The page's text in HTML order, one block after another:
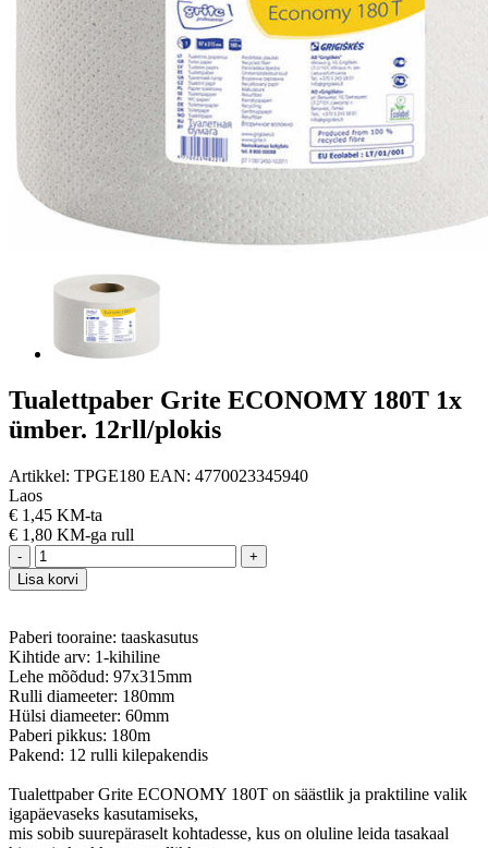
Tualettpaber Grite ECONOMY 180T 1x
ümber. 12rll/plokis
Artikkel: TPGE180 EAN: 4770023345940
Laos
€ 1,45 KM-ta
€ 1,80 KM-ga rull
-
+
Lisa korvi
Paberi tooraine: taaskasutus
Kihtide arv: 1-kihiline
Lehe mõõdud: 97x315mm
Rulli diameeter: 180mm
Hülsi diameeter: 60mm
Paberi pikkus: 180m
Pakend: 12 rulli kilepakendis
Tualettpaber Grite ECONOMY 180T on säästlik ja praktiline valik
igapäevaseks kasutamiseks,
mis sobib suurepäraselt kohtadesse, kus on oluline leida tasakaal